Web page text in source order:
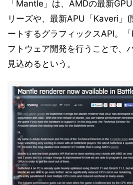
「Mantle」は、AMDの最新GPU
リーズや、最新APU「Kaveri」
ートするグラフィックスAPI。
フトウェア開発を行うことで、
見込めるという。